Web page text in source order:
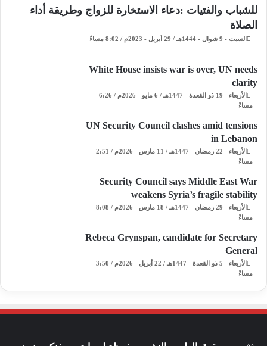
للشباب والفتيات :دعاء الاستخارة للزواج وطريقة أداء
الصلاة
السبت - 9 شوال - 1444هـ / 29 أبريل - 2023م / 8:02 مساءً
White House insists war is over, UN needs
clarity
الأربعاء - 19 ذو القعدة - 1447هـ / 6 مايو - 2026م / 6:26
مساءً
UN Security Council clashes amid tensions
in Lebanon
الأربعاء - 22 رمضان - 1447هـ / 11 مارس - 2026م / 2:51
مساءً
Security Council says Middle East War
weakens Syria’s fragile stability
الأربعاء - 29 رمضان - 1447هـ / 18 مارس - 2026م / 8:08
مساءً
Rebeca Grynspan, candidate for Secretary
General
الأربعاء - 5 ذو القعدة - 1447هـ / 22 أبريل - 2026م / 3:50
مساءً